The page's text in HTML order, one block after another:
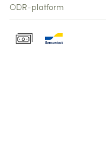
ODR-platform